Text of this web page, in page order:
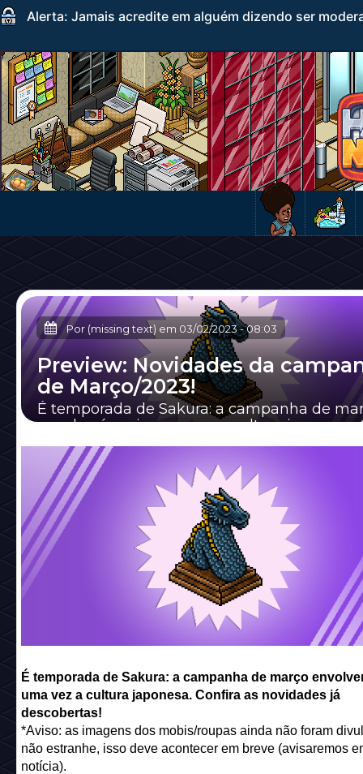
Alerta: Jamais acredite em alguém dizendo ser
Por (missing text) em 03/02/2023-08:03
Preview: Novidades da
de Março/2023!
É temporada de Sakura: a campanha de
envolverá mais uma vez a cultura japonesa.
É temporada de Sakura: a campanha de março
uma vez a cultura japonesa. Confira as novidades já
descobertas!
*Aviso: as imagens dos mobis/roupas ainda não foram
não estranhe, isso deve acontecer em breve (avisaremos
notícia).